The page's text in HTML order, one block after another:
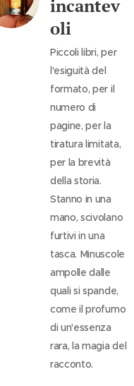
incantev
oli
Piccoli libri, per
l'esiguità del
formato, per il
numero di
pagine, per la
tiratura limitata,
per la brevità
della storia.
Stanno in una
mano, scivolano
furtivi in una
tasca. Minuscole
ampolle dalle
quali si spande,
come il profumo
di un'essenza
rara, la magia del
racconto.